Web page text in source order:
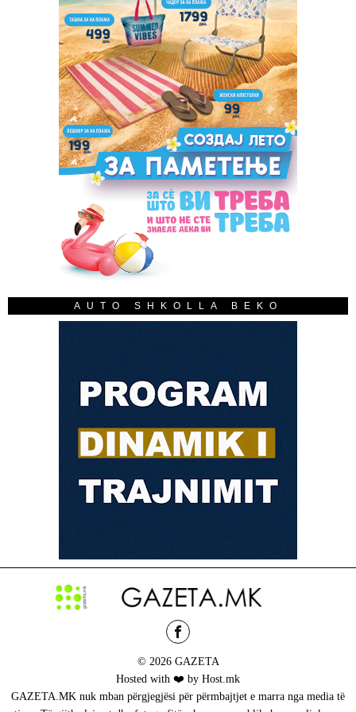
AUTO SHKOLLA BEKO
© 2026 GAZETA
Hosted with ❤️ by Host.mk
GAZETA.MK nuk mban përgjegjësi për përmbajtjet e marra nga media të